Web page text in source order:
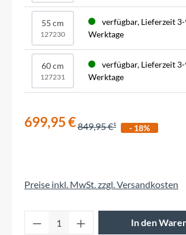
55 cm
127230
verfügbar, Lieferzeit
Werktage
60 cm
127231
verfügbar, Lieferzeit
Werktage
699,95 €849,95 € - 18%
Preise inkl. MwSt. zzgl. Versandkosten
Produkt Anzahl: Gib den
In den